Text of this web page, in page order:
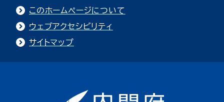
このホームページについて
ウェブアクセシビリティ
サイトマップ